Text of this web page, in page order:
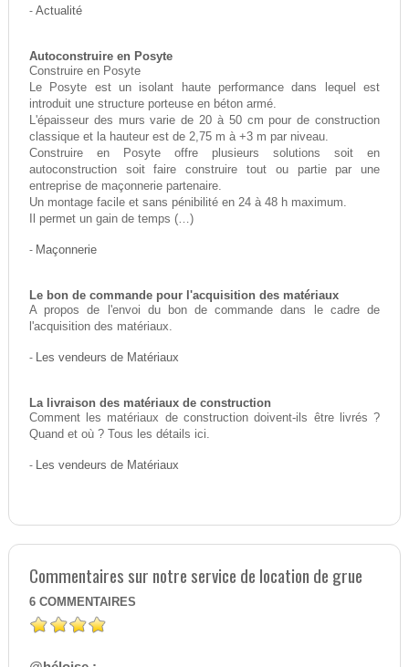
- Actualité
Autoconstruire en Posyte
Construire en Posyte
Le Posyte est un isolant haute performance dans lequel est
introduit une structure porteuse en béton armé.
L'épaisseur des murs varie de 20 à 50 cm pour de construction
classique et la hauteur est de 2,75 m à +3 m par niveau.
Construire en Posyte offre plusieurs solutions soit en
autoconstruction soit faire construire tout ou partie par une
entreprise de maçonnerie partenaire.
Un montage facile et sans pénibilité en 24 à 48 h maximum.
Il permet un gain de temps (…)
- Maçonnerie
Le bon de commande pour l'acquisition des matériaux
A propos de l'envoi du bon de commande dans le cadre de
l'acquisition des matériaux.
- Les vendeurs de Matériaux
La livraison des matériaux de construction
Comment les matériaux de construction doivent-ils être livrés ?
Quand et où ? Tous les détails ici.
- Les vendeurs de Matériaux
Commentaires sur notre service de location de grue
6 COMMENTAIRES